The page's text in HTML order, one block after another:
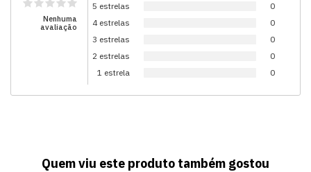
Nenhuma
avaliação
5 estrelas
0
4 estrelas
0
3 estrelas
0
2 estrelas
0
1 estrela
0
Quem viu este produto também gostou